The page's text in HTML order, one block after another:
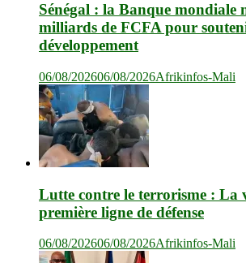
Sénégal : la Banque mondiale
milliards de FCFA pour
développement
06/08/202606/08/2026Afrikinfos-Mali
Lutte contre le terrorisme : La
première ligne de défense
06/08/202606/08/2026Afrikinfos-Mali